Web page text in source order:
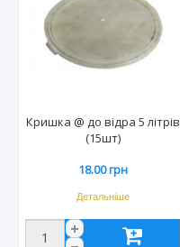
Кришка @ до відра 5 літрів
(15шт)
18.00 грн
Детальніше